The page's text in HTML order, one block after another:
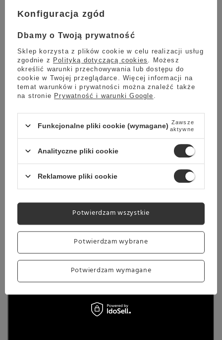
przeznaczone do podłączenia filtra.
Dysza do spieniania mleka jest wykonana ze stopu
cynku. Dzięki niej możemy przygotować aksamitne
cappuccino z delikatną pianką.
PROFESJONALNA KOLBA
Kolba ekspresu SMEG EGF03PGEU wykonana jest ze
stali nierdzewnej.
Intuicyjne przyciski pozwalają nam aktywować
Ergonomiczna dźwignia wykonana ze stali
nierdzewnej służy do uruchamiania trybu pary
Konfiguracja zgód
Dbamy o Twoją prywatność
Sklep korzysta z plików cookie w celu realizacji usług
zgodnie z Polityką dotyczącą cookies
. Możesz
określić warunki przechowywania lub dostępu do
cookie w Twojej przeglądarce. Więcej informacji na
temat warunków i prywatności można znaleźć także
na stronie Prywatność i warunki Google
Funkcjonalne pliki cookie (wymagane) Zawsze
aktywne
Analityczne pliki cookie
Reklamowe pliki cookie
Potwierdzam wybrane
Potwierdzam wymagane
Potwierdzam wszystkie